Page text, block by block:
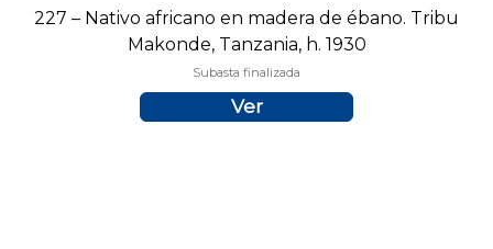
227 – Nativo africano en madera de ébano. Tribu
Makonde, Tanzania, h. 1930
Subasta finalizada
Ver